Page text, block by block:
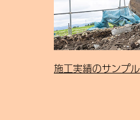
施工実績のサンプル